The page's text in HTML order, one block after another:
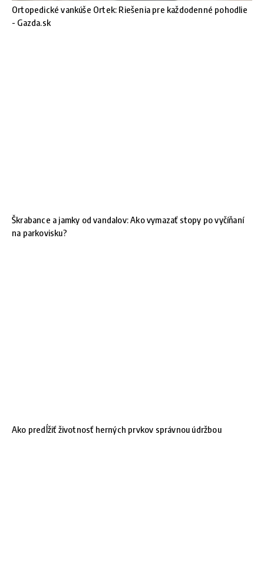
Ortopedické vankúše Ortek: Riešenia pre každodenné pohodlie
- Gazda.sk
Škrabance a jamky od vandalov: Ako vymazať stopy po vyčíňaní
na parkovisku?
Ako predĺžiť životnosť herných prvkov správnou údržbou